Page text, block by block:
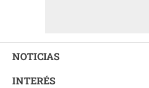
NOTICIAS
INTERÉS